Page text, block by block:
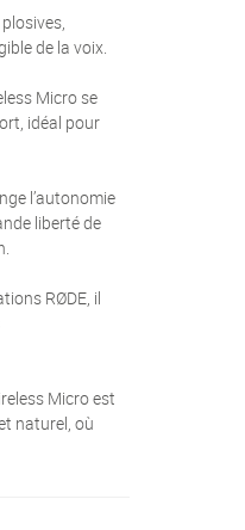
de la voix.
Micro se
idéal pour
l’autonomie
liberté de
RØDE, il
Micro est
naturel, où